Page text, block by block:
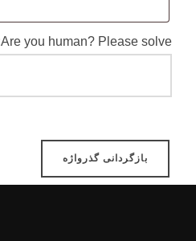
Are you human? Please solve:
بازگردانی گذرواژه